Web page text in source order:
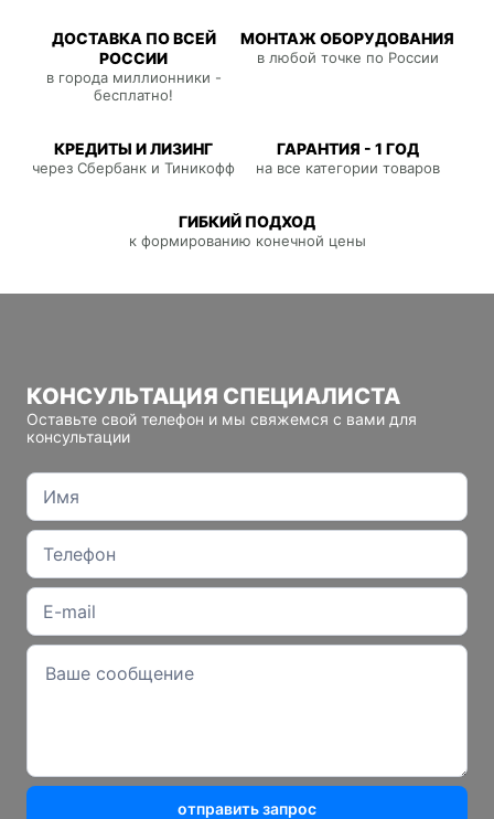
ДОСТАВКА ПО ВСЕЙ
РОССИИ
в города миллионники -
бесплатно!
МОНТАЖ ОБОРУДОВАНИЯ
в любой точке по России
КРЕДИТЫ И ЛИЗИНГ
через Сбербанк и Тиникофф
ГАРАНТИЯ - 1 ГОД
на все категории товаров
ГИБКИЙ ПОДХОД
к формированию конечной цены
КОНСУЛЬТАЦИЯ СПЕЦИАЛИСТА
Оставьте свой телефон и мы свяжемся с вами для
консультации
отправить запрос